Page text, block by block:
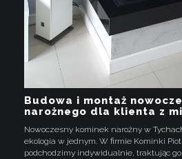
Budowa i montaż
narożnego dla klienta z
Nowoczesny kominek narożny w
ekologia w jednym. W firmie Kominki
podchodzimy indywidualnie, traktując